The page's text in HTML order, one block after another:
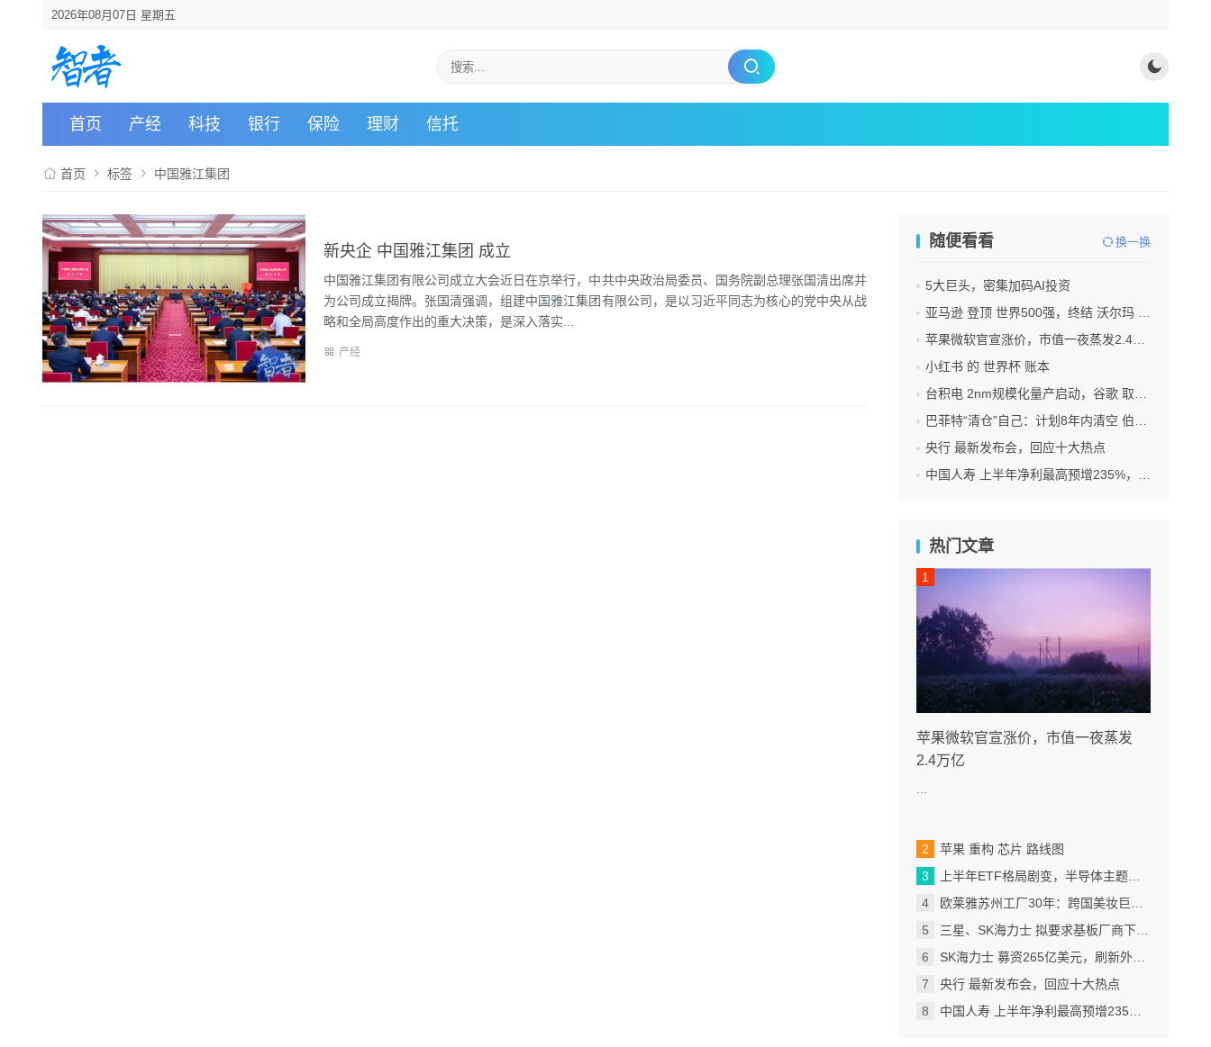
2026年08月07日 星期五
首页 产经 科技 银行 保险 理财 信托
首页 标签 中国雅江集团
新央企 中国雅江集团 成立
中国雅江集团有限公司成立大会近日在京举行，中共中央政治局委员、国务院副总理张国清出席并
为公司成立揭牌。张国清强调，组建中国雅江集团有限公司，是以习近平同志为核心的党中央从战
略和全局高度作出的重大决策，是深入落实...
产经
随便看看 换一换
5大巨头，密集加码AI投资
亚马逊 登顶 世界500强，终结 沃尔玛 连续12年领跑纪录
苹果微软官宣涨价，市值一夜蒸发2.4万亿
小红书 的 世界杯 账本
台积电 2nm规模化量产启动，谷歌 取代苹果成首发客户
巴菲特“清仓”自己：计划8年内清空 伯克希尔 全部持股
央行 最新发布会，回应十大热点
中国人寿 上半年净利最高预增235%，刷新纪录
热门文章
苹果微软官宣涨价，市值一夜蒸发
2.4万亿
苹果 重构 芯片 路线图
上半年ETF格局剧变，半导体主题包揽“翻倍基”
欧莱雅苏州工厂30年：跨国美妆巨头的中国制造样本
三星、SK海力士 拟要求基板厂商下半年降价
SK海力士 募资265亿美元，刷新外国企业赴美IPO纪录
央行 最新发布会，回应十大热点
中国人寿 上半年净利最高预增235%，刷新纪录